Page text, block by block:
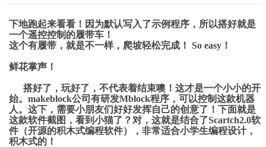
下地跑起来看看！因为默认写入了示例程序，所以搭好就是
一个遥控控制的履带车！
这个有履带，就是不一样，爬坡轻松完成！ So easy！
鲜花掌声！
搭好了，玩好了，不代表着结束噢！这才是一个小小的开
始。makeblock公司有研发Mblock程序，可以控制这款机器
人。这下，需要小朋友们好好发挥自己的创意了！下面就是
这款软件截图，看到小猫了？对，这就是结合了Scartch2.0软
件（开源的积木式编程软件），非常适合小学生编程设计，
积木式的！